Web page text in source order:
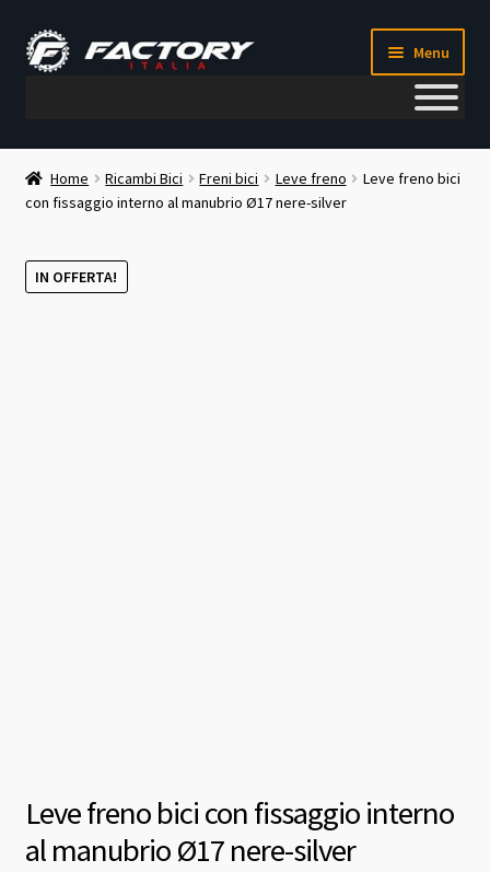
Vai
alla
Vai
al
Menu
Il mio account
Metodi di pagamento
Chi siamo
Home Ricambi Bici Freni bici Leve freno
Leve freno bici
con fissaggio interno al manubrio Ø17 nere-silver
IN OFFERTA!
Leve freno bici con fissaggio interno
al manubrio Ø17 nere-silver